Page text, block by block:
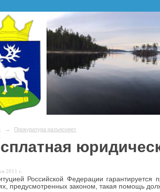
→ Прокуратура разъясняет
2011 г.
Российской Федерации
предусмотренных законом, такая помощь